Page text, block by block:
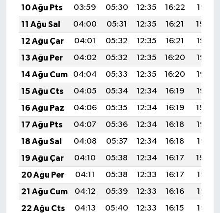
10 Ağu Pts
03:59 05:30 12:35 16:22
19:31
11 Ağu Sal
04:00 05:31 12:35 16:21
19:30
12 Ağu Çar
04:01 05:32 12:35 16:21
19:28
13 Ağu Per
04:02 05:32 12:35 16:20
19:27
14 Ağu Cum
04:04 05:33 12:35 16:20
19:26
15 Ağu Cts
04:05 05:34 12:34 16:19
19:25
16 Ağu Paz
04:06 05:35 12:34 16:19
19:24
17 Ağu Pts
04:07 05:36 12:34 16:18
19:22
18 Ağu Sal
04:08 05:37 12:34 16:18
19:21
19 Ağu Çar
04:10 05:38 12:34 16:17
19:20
20 Ağu Per
04:11 05:38 12:33 16:17
19:18
21 Ağu Cum
04:12 05:39 12:33 16:16
19:17
22 Ağu Cts
04:13 05:40 12:33 16:15
19:16